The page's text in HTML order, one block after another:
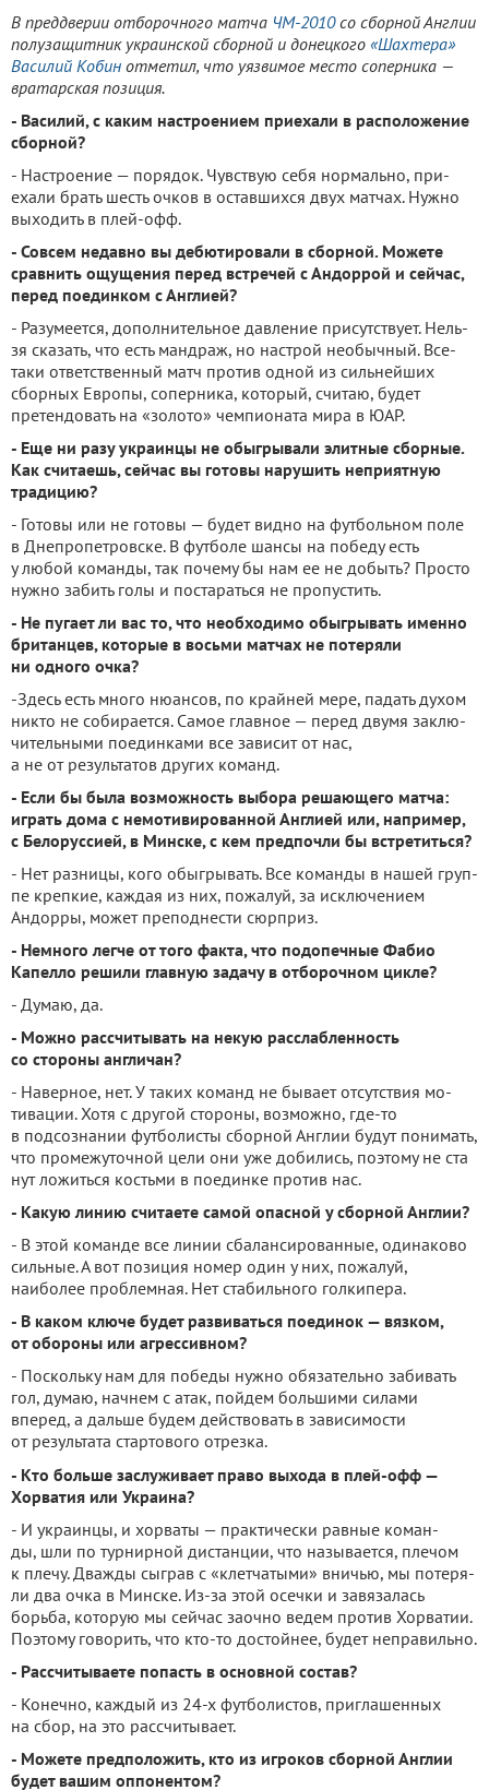
В преддверии отборочного матча ЧМ-2010со сборной Англии
полузащитник украинской сборной и донецкого «Шахтера»
Василий Кобин отметил, что уязвимое место соперника —
вратарская позиция.
- Василий, с каким на­строением приехали в рас­положение
сборной?
- Настроение — порядок. Чувствую себя нормально, при­
ехали брать шесть очков в остав­шихся двух матчах. Нужно
выхо­дить в плей-офф.
- Совсем недавно вы де­бютировали в сборной. Мо­жете
сравнить ощущения пе­ред встречей с Андоррой и сейчас,
перед поединком с Англией?
- Разумеется, дополнитель­ное давление присутствует. Нель­
зя сказать, что есть мандраж, но настрой необычный. Все-
таки от­ветственный матч против одной из сильнейших
сборных Европы, соперника, который, считаю, будет
претендовать на «золото» чемпионата мира в ЮАР.
- Еще ни разу украинцы не обыгрывали элитные сборные.
Как считаешь, сей­час вы готовы нарушить не­приятную
традицию?
- Готовы или не готовы — бу­дет видно на футбольном поле
в Днепропетровске. В футболе шансы на победу есть
у любой ко­манды, так почему бы нам ее не добыть? Просто
нужно забить го­лы и постараться не пропустить.
- Не пугает ли вас то, что необходимо обыгрывать именно
британцев, которые в восьми матчах не потеряли
ни одного очка?
-Здесь есть много нюансов, по крайней мере, падать духом
никто не собирается. Самое главное — перед двумя заклю­
чительными поединками все за­висит от нас,
а не от результатов других команд.
- Если бы была возмож­ность выбора решающего матча:
играть дома с немоти­вированной Англией или, на­пример,
с Белоруссией, в Минске, с кем предпочли бы встретиться?
- Нет разницы, кого обыгры­вать. Все команды в нашей груп­
пе крепкие, каждая из них, пожа­луй, за исключением
Андорры, может преподнести сюрприз.
- Немного легче от того факта, что подопечные Фабио
Капелло решили главную задачу в отборочном цикле?
- Думаю, да.
- Можно рассчитывать на некую расслабленность
со стороны англичан?
- Наверное, нет. У таких ко­манд не бывает отсутствия мо­
тивации. Хотя с другой стороны, возможно, где-то
в подсознании футболисты сборной Англии бу­дут понимать,
что промежуточ­ной цели они уже добились, по­этому не ста
нут ложиться кость­ми в поединке против нас.
- Какую линию считае­те самой опасной у сборной Англии?
- В этой команде все линии сбалансированные, одинаково
сильные. А вот позиция номер один у них, пожалуй,
наиболее проблемная. Нет стабильного голкипера.
- В каком ключе будет развиваться поединок — вяз­ком,
от обороны или агрес­сивном?
- Поскольку нам для побе­ды нужно обязательно забивать
гол, думаю, начнем с атак, пой­дем большими силами
вперед, а дальше будем действовать в зависимости
от результата стар­тового отрезка.
- Кто больше заслужива­ет право выхода в плей-офф —
Хорватия или Украина?
- И украинцы, и хорваты — практически равные коман­
ды, шли по турнирной дистан­ции, что называется, плечом
к плечу. Дважды сыграв с «клет­чатыми» вничью, мы потеря­
ли два очка в Минске. Из-за этой осечки и завязалась
борьба, которую мы сейчас заочно ведем против Хорва­тии.
Поэтому говорить, что кто-то достойнее, будет не­правильно.
- Рассчитываете попасть в основной состав?
- Конечно, каждый из 24-х футболистов, приглашенных
на сбор, на это рассчитывает.
- Можете предполо­жить, кто из игроков сбор­ной Англии
будет вашим оп­понентом?